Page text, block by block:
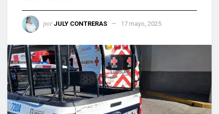
por JULY CONTRERAS 17 mayo, 2025